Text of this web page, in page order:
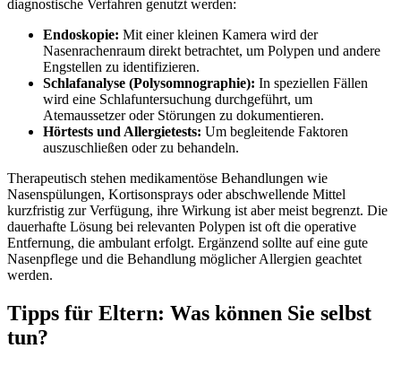
diagnostische Verfahren genutzt werden:
Endoskopie: Mit einer kleinen Kamera wird der
Nasenrachenraum direkt betrachtet, um Polypen und andere
Engstellen zu identifizieren.
Schlafanalyse (Polysomnographie): In speziellen Fällen
wird eine Schlafuntersuchung durchgeführt, um
Atemaussetzer oder Störungen zu dokumentieren.
Hörtests und Allergietests: Um begleitende Faktoren
auszuschließen oder zu behandeln.
Therapeutisch stehen medikamentöse Behandlungen wie
Nasenspülungen, Kortisonsprays oder abschwellende Mittel
kurzfristig zur Verfügung, ihre Wirkung ist aber meist begrenzt. Die
dauerhafte Lösung bei relevanten Polypen ist oft die operative
Entfernung, die ambulant erfolgt. Ergänzend sollte auf eine gute
Nasenpflege und die Behandlung möglicher Allergien geachtet
werden.
Tipps für Eltern: Was können Sie selbst
tun?